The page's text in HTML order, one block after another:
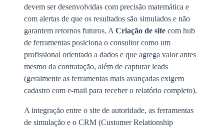
devem ser desenvolvidas com precisão matemática e
com alertas de que os resultados são simulados e não
garantem retornos futuros. A Criação de site com hub
de ferramentas posiciona o consultor como um
profissional orientado a dados e que agrega valor antes
mesmo da contratação, além de capturar leads
(geralmente as ferramentas mais avançadas exigem
cadastro com e-mail para receber o relatório completo).
A integração entre o site de autoridade, as ferramentas
de simulação e o CRM (Customer Relationship